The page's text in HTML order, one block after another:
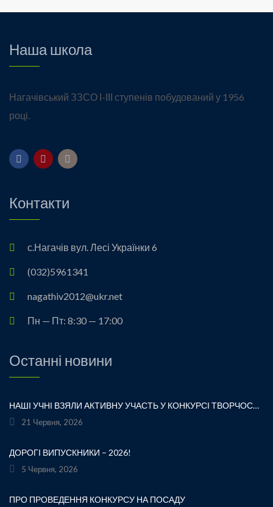
Наша школа
Нагачівський ЗЗСО І-ІІІ ступенів побудований у 1956
році.
Контакти
с.Нагачів вул. Лесі Українки 6
(032)5961341
nagathiv2012@ukr.net
Пн — Пт: 8:30 — 17:00
Останні новини
НАШІ УЧНІ ВЗЯЛИ АКТИВНУ УЧАСТЬ У КОНКУРСІ ТВОРЧОСТІ ЛЕСІ УКРАЇНКИ «ХТО ЛЮБИТЬ УКРАЇНСЬКЕ СЛОВО» ТА БУЛИ ВІДЗНАЧЕНІ ПОДЯКАМИ ЗА СВОЮ СТАРАННІСТЬ, ТВОРЧІСТЬ І ЛЮБОВ ДО РІДНОГО СЛОВА.УРОЧИСТЕ ВРУЧЕННЯ НАГОРОД ВІДБУЛОСЯ ПІД ЧАС ФЕСТИВАЛЮ «УКРАЇНКА FEST» НА МАЛЬОВНИЧОМУ БЕРЕЗІ ЯВОРІВСЬКОГО МОРЯ. ЦЕ БУЛА ЧУДОВА НАГОДА ЩЕ РАЗ ДОТОРКНУТИСЯ ДО ТВОРЧОЇ СПАДЩИНИ ВЕЛИКОЇ УКРАЇНСЬКОЇ ПОЕТЕСИ, ВІДЧУТИ СИЛУ УКРАЇНСЬКОГО СЛОВА ТА ГОРДІСТЬ ЗА НАШИХ ТАЛАНОВИТИХ ДІТЕЙ.ВІТАЄМО УЧАСНИКІВ І БАЖАЄМО ЇМ НОВИХ ТВОРЧИХ ЗВЕРШЕНЬ!«НІ! Я ЖИВА! Я БУДУ ВІЧНО ЖИТИ! Я В СЕРЦІ МАЮ ТЕ, ЩО НЕ ВМИРАЄ». — ЛЕСЯ УКРАЇНКА
21 Червня, 2026
ДОРОГІ ВИПУСКНИКИ – 2026!
5 Червня, 2026
ПРО ПРОВЕДЕННЯ КОНКУРСУ НА ПОСАДУ